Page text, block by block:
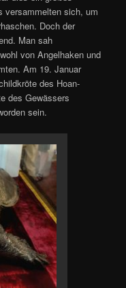
versammelten sich, um
Doch der
Man sah
von Angelhaken und
Am 19. Januar
des Hoan-
des Gewässers
sein.